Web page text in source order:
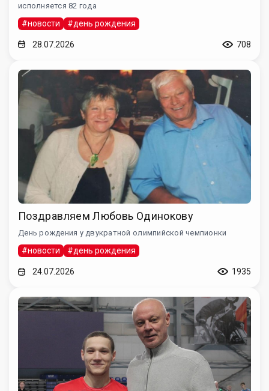
исполняется 82 года
#новости #день рождения
28.07.2026 708
Поздравляем Любовь Одинокову
День рождения у двукратной олимпийской чемпионки
#новости #день рождения
24.07.2026 1935